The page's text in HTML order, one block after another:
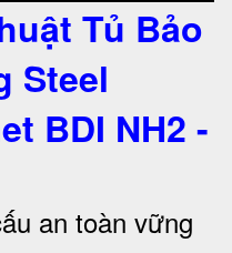
Tủ Bảo
Steel
BDI NH2 -
an toàn vững